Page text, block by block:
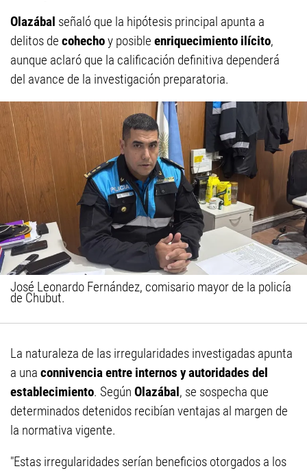
Olazábal señaló que la hipótesis principal apunta a
delitos de cohechoy posible enriquecimiento ilícito,
aunque aclaró que la calificación definitiva dependerá
del avance de la investigación preparatoria.
José Leonardo Fernández, comisario mayor de la policía
de Chubut.
La naturaleza de las irregularidades investigadas apunta
a una connivencia entre internos y autoridades del
establecimiento. Según Olazábal, se sospecha que
determinados detenidos recibían ventajas al margen de
la normativa vigente.
"Estas irregularidades serían beneficios otorgados a los